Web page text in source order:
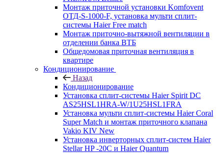
Монтаж приточной установки Komfovent
ОТД-S-1000-F, установка мульти сплит-
системы Haier Free match
Монтаж приточно-вытяжной вентиляции в
отделении банка ВТБ
Общедомовая приточная вентиляция в
квартире
Кондиционирование
Назад
Кондиционирование
Установка сплит-системы Haier Spirit DC
AS25HSL1HRA-W/1U25HSL1FRA
Установка мульти сплит-системы Haier Coral
Super Match и монтаж приточного клапана
Vakio KIV New
Установка инверторных сплит-систем Haier
Stellar HP -20С и Haier Quantum